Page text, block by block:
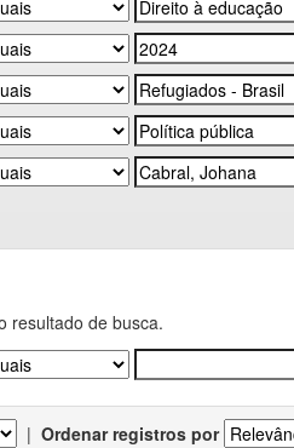
resultado de busca.
| Ordenar registros por